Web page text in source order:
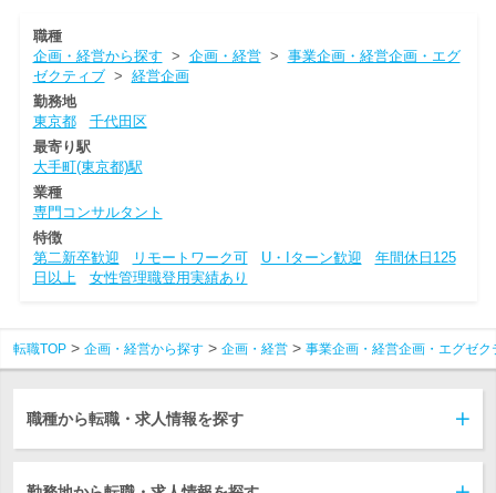
職種
企画・経営から探す > 企画・経営> 事業企画・経営企画・エグ
ゼクティブ> 経営企画
勤務地
東京都
千代田区
最寄り駅
大手町(東京都)駅
業種
専門コンサルタント
特徴
第二新卒歓迎
リモートワーク可 U・Iターン歓迎
年間休日125
日以上
女性管理職登用実績あり
転職TOP 企画・経営から探す 企画・経営 事業企画・経営企画・エグゼク
職種から転職・求人情報を探す